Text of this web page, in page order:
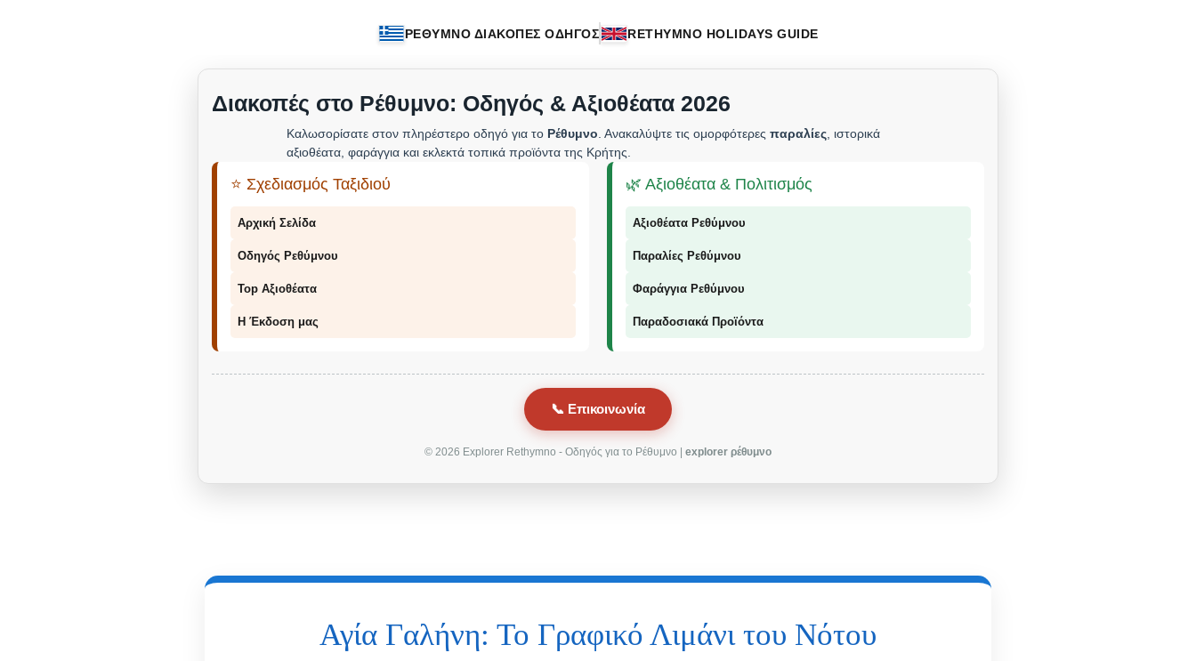
ΡΕΘΥΜΝΟ ΔΙΑΚΟΠΕΣ ΟΔΗΓΟΣ RETHYMNO HOLIDAYS GUIDE
Διακοπές στο Ρέθυμνο: Οδηγός & Αξιοθέατα 2026
Καλωσορίσατε στον πληρέστερο οδηγό για το Ρέθυμνο . Ανακαλύψτε τις ομορφότερες παραλίες , ιστορικά
αξιοθέατα, φαράγγια και εκλεκτά τοπικά προϊόντα της Κρήτης.
⭐ Σχεδιασμός Ταξιδιού
Αρχική Σελίδα
Οδηγός Ρεθύμνου
Top Αξιοθέατα
Η Έκδοση μας
🌿 Αξιοθέατα & Πολιτισμός
Αξιοθέατα Ρεθύμνου
Παραλίες Ρεθύμνου
Φαράγγια Ρεθύμνου
Παραδοσιακά Προϊόντα
📞 Επικοινωνία
© 2026 Explorer Rethymno - Οδηγός για το Ρέθυμνο | explorer ρέθυμνο
Αγία Γαλήνη: Το Γραφικό Λιμάνι του Νότου